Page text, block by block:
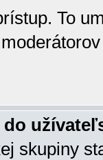
To
skupiny